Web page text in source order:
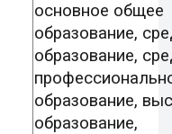
основное общее
образование,
образование,
образование,
образование,